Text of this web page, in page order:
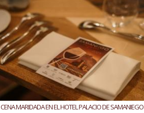
CENA MARIDADA EN EL HOTEL PALACIO DE SAMANIEGO